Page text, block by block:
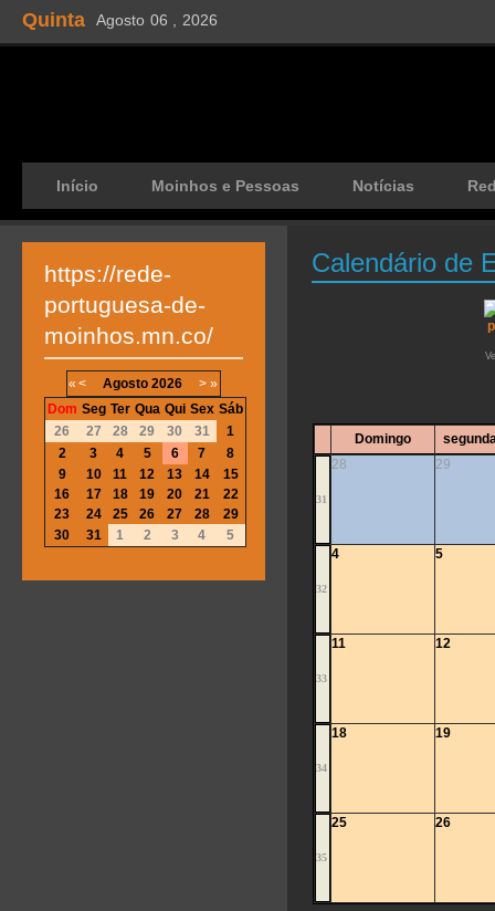
Quinta Agosto 06 , 2026
Início Moinhos e Pessoas Notícias
Calendário de
Domingo
31
28 29
32
4 5
33
11 12
34
18 19
35
25 26
https://rede-
portuguesa-de-
moinhos.mn.co/
« < Agosto 2026 > »
Dom Seg Ter Qua Qui Sex Sáb
26
27 28 29 30 31
1
2
3 4 5 6 7
8
9
10 11 12 13 14
15
16
17 18 19 20 21
22
23
24 25 26 27 28
29
30
31 1 2 3 4 5